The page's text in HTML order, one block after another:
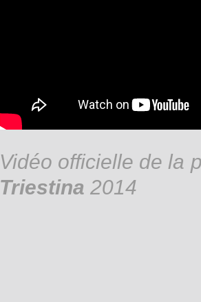
Vidéo officielle de la
Triestina 2014